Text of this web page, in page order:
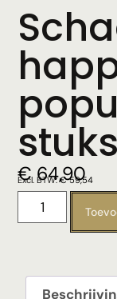
stuks
€64,90
Excl. BTW:€59,54